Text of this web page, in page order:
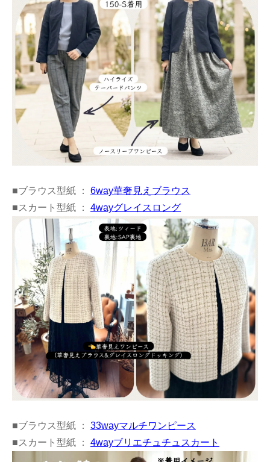
■ブラウス型紙 ： 6way華奢見えブラウス
■スカート型紙 ： 4wayグレイスロング
■ブラウス型紙 ： 33wayマルチワンピース
■スカート型紙 ： 4wayブリエチュチュスカート